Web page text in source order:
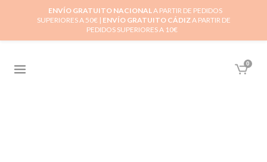
0
ENVÍO GRATUITO NACIONALA PARTIR DE PEDIDOS
SUPERIORES A 50€ | ENVÍO GRATUITO CÁDIZA PARTIR DE
PEDIDOS SUPERIORES A 10€